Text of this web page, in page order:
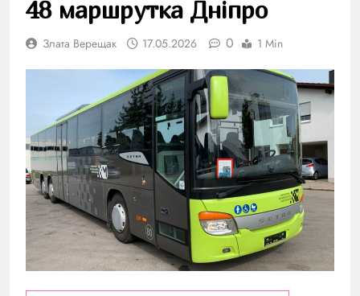
48 маршрутка Дніпро
Злата Верещак 17.05.2026 0 1 Min